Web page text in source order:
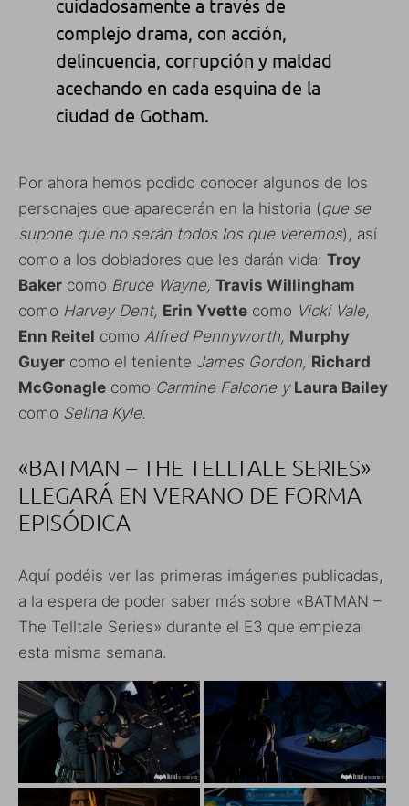
cuidadosamente a través de
complejo drama, con acción
delincuencia , corrupción y maldad
acechando en cada esquina de la
ciudad de Gotham.
Por ahora hemos podido conocer algunos de los
personajes que aparecerán en la historia (que se
supone que no serán todos los que veremos), así
como a los dobladores que les darán vida: Troy
Baker como Bruce Wayne, Travis Willingham
como Harvey Dent, Erin Yvette como Vicki Vale,
Enn Reitel como Alfred Pennyworth, Murphy
Guyer como el teniente James Gordon, Richard
McGonagle como Carmine Falcone y Laura Bailey
como Selina Kyle.
«BATMAN – THE TELLTALE SERIES»
LLEGARÁ EN VERANO DE FORMA
EPISÓDICA
Aquí podéis ver las primeras imágenes publicadas,
a la espera de poder saber más sobre «BATMAN –
The Telltale Series» durante el E3 que empieza
esta misma semana.